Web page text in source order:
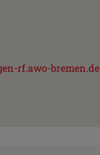
rf.awo-bremen.de